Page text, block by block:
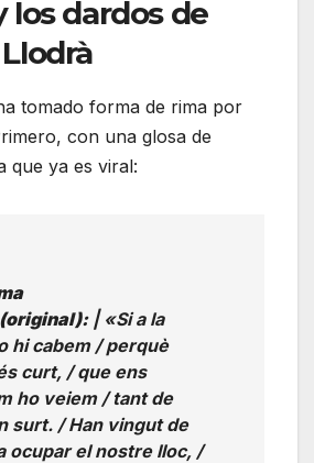
los dardos de
tomado forma de rima por
con una glosa de
que ya es viral:
| «Si a la
hi cabem / perquè
curt, / que ens
ho veiem / tant de
surt. / Han vingut de
ocupar el nostre lloc, /